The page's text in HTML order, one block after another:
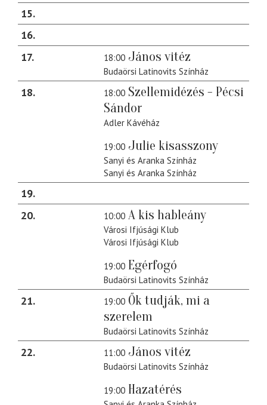
15
16
17
18:00 János vitéz
Budaörsi Latinovits Színház
18 18:00 Szellemidézés - Pécsi
Sándor
Adler Kávéház
19:00 Julie kisasszony
Sanyi és Aranka Színház
Sanyi és Aranka Színház
19
20
10:00 A kis hableány
Városi Ifjúsági Klub
Városi Ifjúsági Klub
19:00 Egérfogó
Budaörsi Latinovits Színház
21 19:00 Ők tudják, mi a
szerelem
Budaörsi Latinovits Színház
22 11:00 János vitéz
Budaörsi Latinovits Színház
19:00 Hazatérés